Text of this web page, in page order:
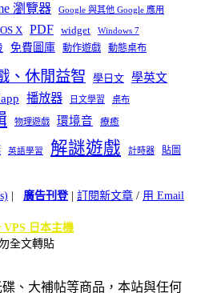
瀏覽器 Google 與其他 Google 應用
X PDF widget Windows 7
免費圖庫 動作遊戲 動態桌布
、休閒益智 學日文 學英文
播放器 日文學習 桌布
物理遊戲 環境音 療癒
英語學習 解謎遊戲 計時器
貼圖
廣告刊登| 訂閱新文章 / 用 Email
日本主機
全文轉貼
、大補帖等商品，本站與任何